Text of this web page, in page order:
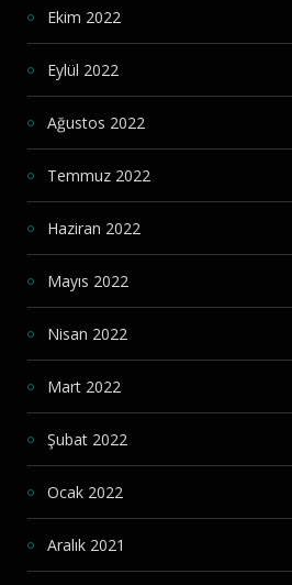
Ekim 2022
Eylül 2022
Ağustos 2022
Temmuz 2022
Haziran 2022
Mayıs 2022
Nisan 2022
Mart 2022
Şubat 2022
Ocak 2022
Aralık 2021